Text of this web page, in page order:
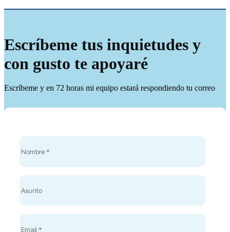
Escríbeme tus inquietudes y
con gusto te apoyaré
Escríbeme y en 72 horas mi equipo estará respondiendo tu correo